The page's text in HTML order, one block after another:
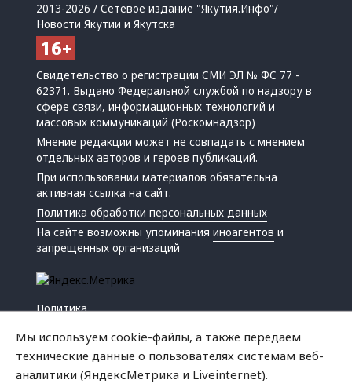
2013-2026 / Сетевое издание "Якутия.Инфо"/
Новости Якутии и Якутска
Свидетельство о регистрации СМИ ЭЛ № ФС 77 -
62371. Выдано Федеральной службой по надзору в
сфере связи, информационных технологий и
массовых коммуникаций (Роскомнадзор)
Мнение редакции может не совпадать с мнением
отдельных авторов и героев публикаций.
При использовании материалов обязательна
активная ссылка на сайт.
Политика обработки персональных данных
На сайте возможны упоминанияиноагентов и
запрещенных организаций
Политика
Мы используем cookie-файлы, а также передаем
технические данные о пользователях системам веб-
аналитики (ЯндексМетрика и Liveinternet).